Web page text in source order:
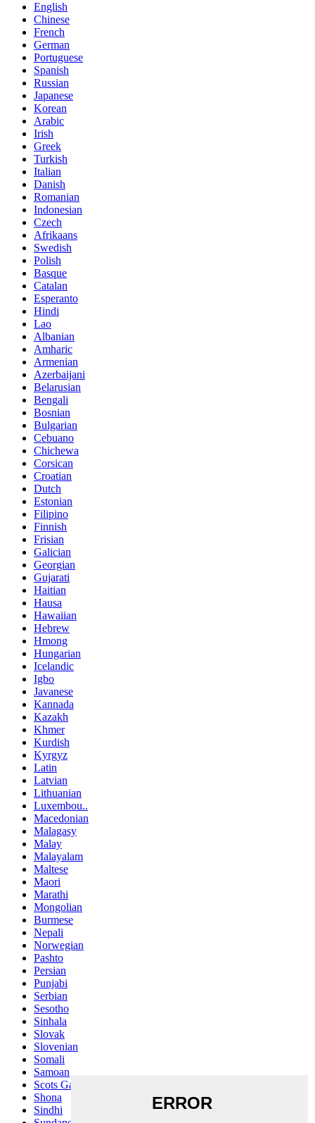
English
Chinese
French
German
Portuguese
Spanish
Russian
Japanese
Korean
Arabic
Irish
Greek
Turkish
Italian
Danish
Romanian
Indonesian
Czech
Afrikaans
Swedish
Polish
Basque
Catalan
Esperanto
Hindi
Lao
Albanian
Amharic
Armenian
Azerbaijani
Belarusian
Bengali
Bosnian
Bulgarian
Cebuano
Chichewa
Corsican
Croatian
Dutch
Estonian
Filipino
Finnish
Frisian
Galician
Georgian
Gujarati
Haitian
Hausa
Hawaiian
Hebrew
Hmong
Hungarian
Icelandic
Igbo
Javanese
Kannada
Kazakh
Khmer
Kurdish
Kyrgyz
Latin
Latvian
Lithuanian
Luxembou..
Macedonian
Malagasy
Malay
Malayalam
Maltese
Maori
Marathi
Mongolian
Burmese
Nepali
Norwegian
Pashto
Persian
Punjabi
Serbian
Sesotho
Sinhala
Slovak
Slovenian
Somali
Samoan
Scots Gaelic
Shona
Sindhi